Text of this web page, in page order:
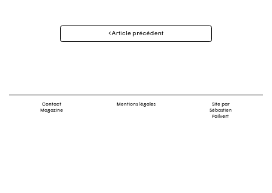
Navigation
Article précédent
Contact
Magazine
Mentions légales
Site par
Sébastien
Poilvert